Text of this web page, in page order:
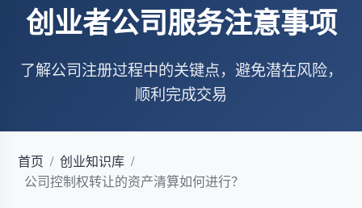
创业者公司服务注意事项
了解公司注册过程中的关键点，避免潜在风险，
顺利完成交易
首页 / 创业知识库 /
公司控制权转让的资产清算如何进行？